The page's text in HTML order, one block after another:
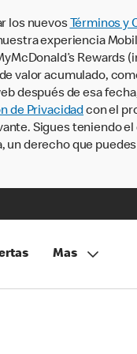
los nuevos Términos y
experiencia
Rewards
valor acumulado,
después de esa
de Privacidadcon el
Sigues teniendo
derecho que
Mas